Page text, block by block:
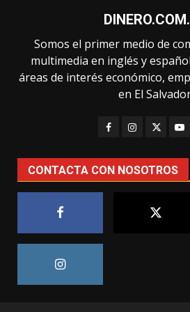
Somos el primer medio de
multimedia en inglés y
áreas de interés económico,
en El
CONTACTA CON NOSOTROS